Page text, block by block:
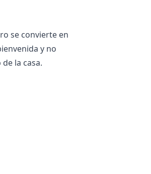
se convierte en
y no
la casa.